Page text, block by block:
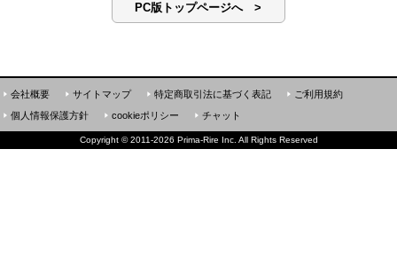
PC版トップページへ >
会社概要 サイトマップ 特定商取引法に基づく表記
ご利用規約
個人情報保護方針
cookieポリシー チャット
Copyright ©2011-2026 Prima-Rire Inc. All Rights Reserved